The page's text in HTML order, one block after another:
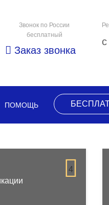
Звонок по России
бесплатный
Заказ звонка
ПОМОЩЬ
4